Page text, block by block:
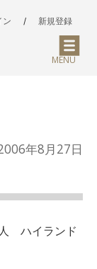
ン / 新規登録
MENU
年8月27日
ハイランド